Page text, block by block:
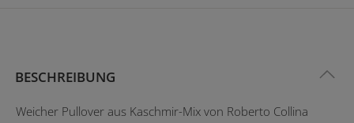
BESCHREIBUNG
Weicher Pullover aus Kaschmir-Mix von Roberto Collina